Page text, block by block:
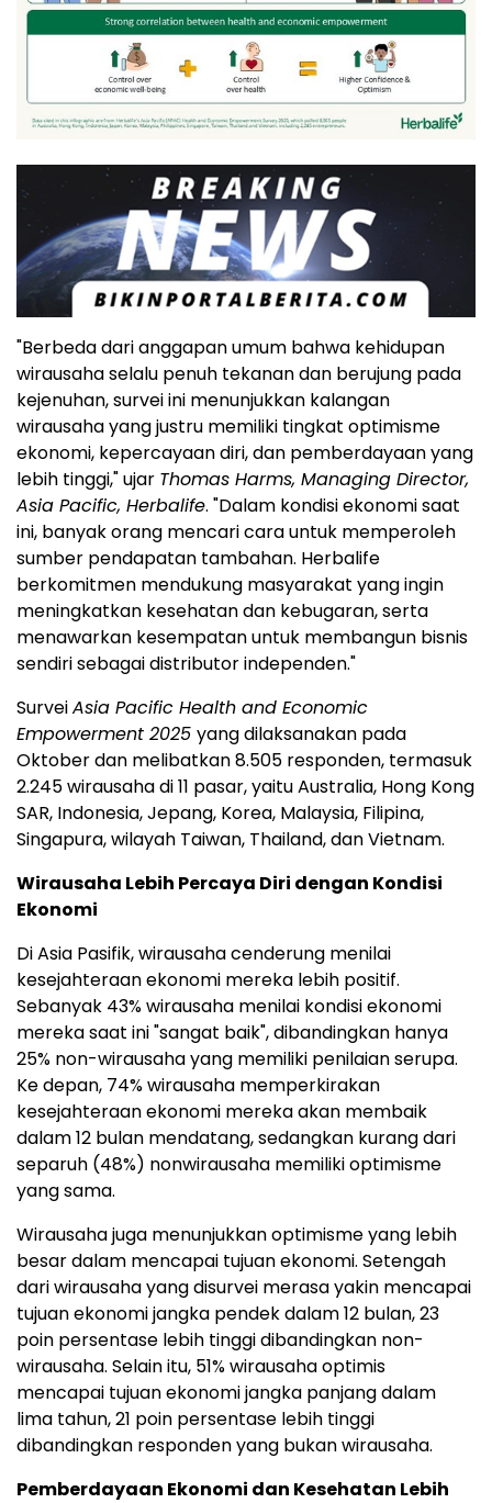
"Berbeda dari anggapan umum bahwa kehidupan
wirausaha selalu penuh tekanan dan berujung pada
kejenuhan, survei ini menunjukkan kalangan
wirausaha yang justru memiliki tingkat optimisme
ekonomi, kepercayaan diri, dan pemberdayaan yang
lebih tinggi," ujar Thomas Harms, Managing Director,
Asia Pacific, Herbalife. "Dalam kondisi ekonomi saat
ini, banyak orang mencari cara untuk memperoleh
sumber pendapatan tambahan. Herbalife
berkomitmen mendukung masyarakat yang ingin
meningkatkan kesehatan dan kebugaran, serta
menawarkan kesempatan untuk membangun bisnis
sendiri sebagai distributor independen."
SurveiAsia Pacific Health and Economic
Empowerment 2025 yang dilaksanakan pada
Oktober dan melibatkan 8.505 responden, termasuk
2.245 wirausaha di 11 pasar, yaituAustralia, Hong Kong
SAR, Indonesia, Jepang, Korea, Malaysia, Filipina,
Singapura, wilayah Taiwan, Thailand, danVietnam.
Wirausaha Lebih Percaya Diri dengan Kondisi
Ekonomi
Di Asia Pasifik, wirausaha cenderung menilai
kesejahteraan ekonomi mereka lebih positif.
Sebanyak 43% wirausaha menilai kondisi ekonomi
mereka saat ini "sangat baik", dibandingkan hanya
25% non-wirausaha yang memiliki penilaian serupa.
Ke depan, 74% wirausaha memperkirakan
kesejahteraan ekonomi mereka akan membaik
dalam 12 bulan mendatang, sedangkan kurang dari
separuh (48%) nonwirausaha memiliki optimisme
yang sama.
Wirausaha juga menunjukkan optimisme yang lebih
besar dalam mencapai tujuan ekonomi. Setengah
dari wirausaha yang disurvei merasa yakin mencapai
tujuan ekonomi jangka pendek dalam 12 bulan, 23
poin persentase lebih tinggi dibandingkan non-
wirausaha. Selain itu, 51% wirausaha optimis
mencapai tujuan ekonomi jangka panjang dalam
lima tahun, 21 poin persentase lebih tinggi
dibandingkan responden yang bukan wirausaha.
Pemberdayaan Ekonomi dan Kesehatan Lebih